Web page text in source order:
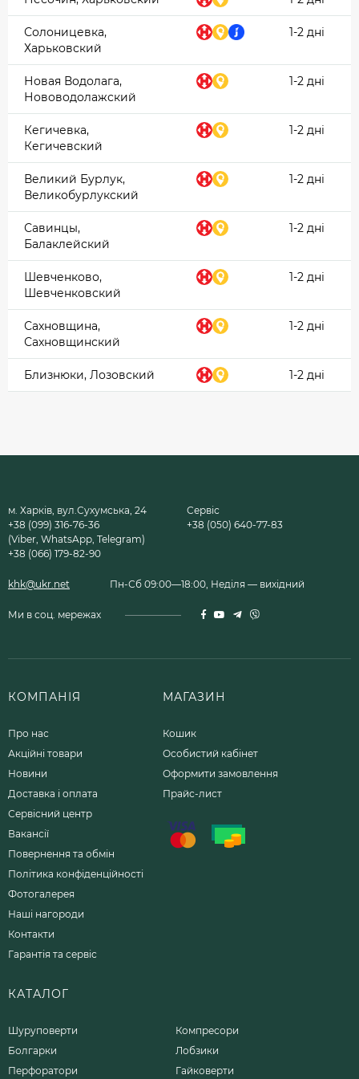
Солоницевка,
Харьковский
1-2 дні
Новая Водолага,
Нововодолажский
1-2 дні
Кегичевка,
Кегичевский
1-2 дні
Великий Бурлук,
Великобурлукский
1-2 дні
Савинцы,
Балаклейский
1-2 дні
Шевченково,
Шевченковский
1-2 дні
Сахновщина,
Сахновщинский
1-2 дні
Близнюки, Лозовский 1-2 дні
м. Харків, вул.Сухумська, 24
+38 (099) 316-76-36
(Viber, WhatsApp, Telegram)
+38 (066) 179-82-90
Сервіс
+38 (050) 640-77-83
khk@ukr.net Пн-Сб 09:00—18:00, Неділя — вихідний
Ми в соц. мережах
КОМПАНІЯ
Про нас
Акційні товари
Новини
Доставка і оплата
Сервісний центр
Вакансії
Повернення та обмін
Політика конфіденційності
Фотогалерея
Наші нагороди
Контакти
Гарантія та сервіс
МАГАЗИН
Кошик
Особистий кабінет
Оформити замовлення
Прайс-лист
КАТАЛОГ
Шуруповерти
Болгарки
Перфоратори
Компресори
Лобзики
Гайковерти